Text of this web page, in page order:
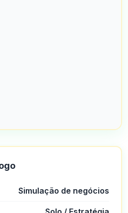
Simulação de negócios